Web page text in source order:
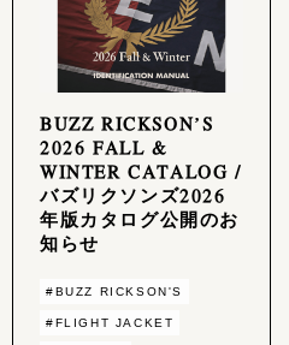
BUZZ RICKSON’S
2026 FALL &
WINTER CATALOG /
バズリクソンズ2026
年版カタログ公開のお
知らせ
#BUZZ RICKSON'S
#FLIGHT JACKET